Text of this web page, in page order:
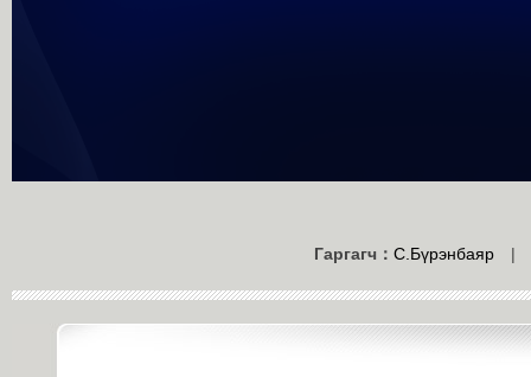
Гаргагч： С.Бүрэнбаяр |